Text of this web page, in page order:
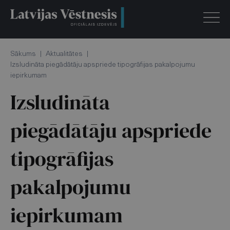
Sākums Aktualitātes
Izsludināta piegādātāju apspriede tipogrāfijas pakalpojumu
iepirkumam
Izsludināta
piegādātāju apspriede
tipogrāfijas
pakalpojumu
iepirkumam